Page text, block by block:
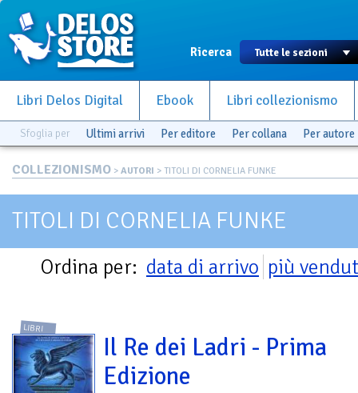
Ricerca
Libri Delos Digital Ebook Libri collezionismo
Sfoglia per Ultimi arrivi Per editore Per collana Per autore
COLLEZIONISMO > AUTORI > TITOLI DI CORNELIA FUNKE
TITOLI DI CORNELIA FUNKE
Ordina per: data di arrivo più
LIBRI
Il Re dei Ladri - Prima
Edizione